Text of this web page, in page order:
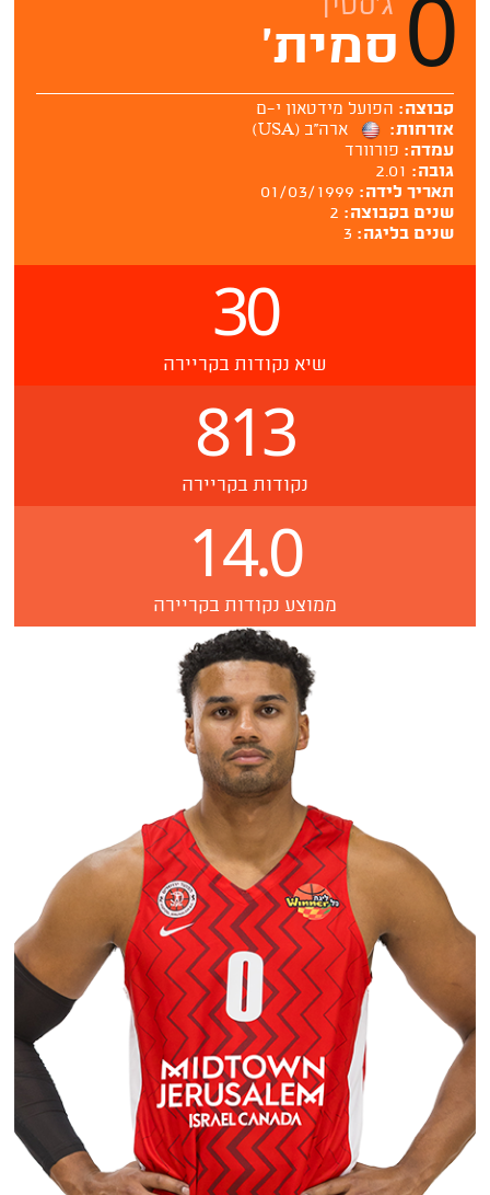
0 ג'סטין
סמית'
קבוצה: הפועל מידטאון י-ם
אזרחות:
ארה''ב (USA)
עמדה: פורוורד
גובה: 2.01
תאריך לידה: 01/03/1999
שנים בקבוצה: 2
שנים בליגה: 3
30
שיא נקודות בקריירה
813
נקודות בקריירה
14.0
ממוצע נקודות בקריירה